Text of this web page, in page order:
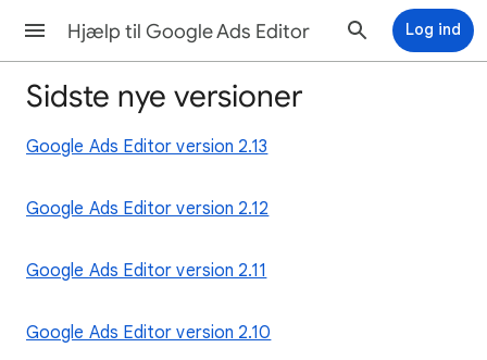
Hjælp til Google Ads Editor Log ind
Sidste nye versioner
Google Ads Editor version 2.13
Google Ads Editor version 2.12
Google Ads Editor version 2.11
Google Ads Editor version 2.10